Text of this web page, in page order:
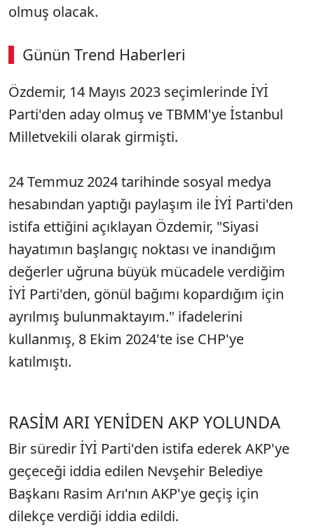
olmuş olacak.
Günün Trend Haberleri
Özdemir, 14 Mayıs 2023 seçimlerinde İYİ
Parti'den aday olmuş ve TBMM'ye İstanbul
Milletvekili olarak girmişti.
24 Temmuz 2024 tarihinde sosyal medya
hesabından yaptığı paylaşım ile İYİ Parti'den
istifa ettiğini açıklayan Özdemir, "Siyasi
hayatımın başlangıç noktası ve inandığım
değerler uğruna büyük mücadele verdiğim
İYİ Parti'den, gönül bağımı kopardığım için
ayrılmış bulunmaktayım." ifadelerini
kullanmış, 8 Ekim 2024'te ise CHP'ye
katılmıştı.
RASİM ARI YENİDEN AKP YOLUNDA
Bir süredir İYİ Parti'den istifa ederek AKP'ye
geçeceği iddia edilen Nevşehir Belediye
Başkanı Rasim Arı'nın AKP'ye geçiş için
dilekçe verdiği iddia edildi.